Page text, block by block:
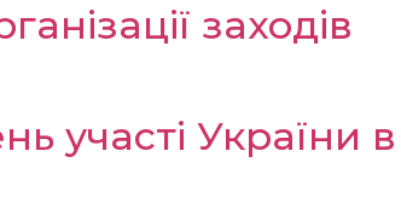
заходів
участі України в